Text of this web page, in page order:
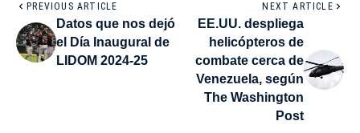
PREVIOUS ARTICLE
Datos que nos dejó
el Día Inaugural de
LIDOM 2024-25
NEXT ARTICLE
EE.UU. despliega
helicópteros de
combate cerca de
Venezuela, según
The Washington
Post